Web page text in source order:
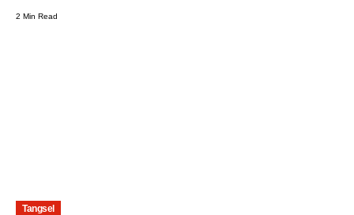
2 Min Read
Tangsel